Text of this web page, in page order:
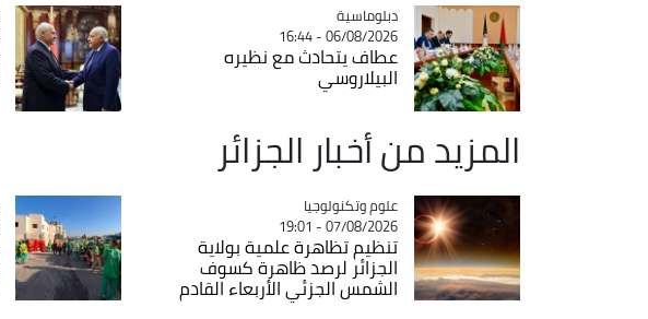
Catégorie
دبلوماسية
06/08/2026 - 16:44
عطاف يتحادث مع نظيره
البيلاروسي
المزيد من أخبار الجزائر
Catégorie
علوم وتكنولوجيا
07/08/2026 - 19:01
تنظيم تظاهرة علمية بولاية
الجزائر لرصد ظاهرة كسوف
الشمس الجزئي الأربعاء القادم